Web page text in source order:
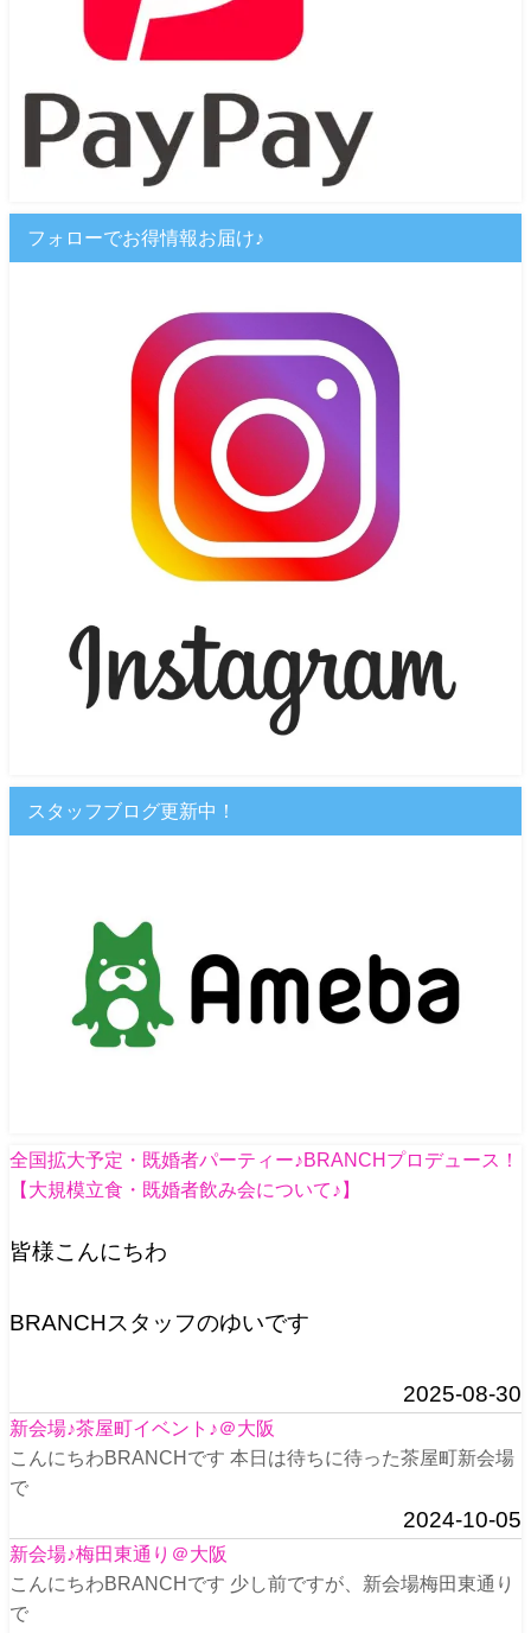
フォローでお得情報お届け♪
スタッフブログ更新中！
全国拡大予定・既婚者パーティー♪BRANCHプロデュース！
【大規模立食・既婚者飲み会について♪】
皆様こんにちわ
BRANCHスタッフのゆいです
2025-08-30
新会場♪茶屋町イベント♪＠大阪
こんにちわBRANCHです 本日は待ちに待った茶屋町新会場
で
2024-10-05
新会場♪梅田東通り＠大阪
こんにちわBRANCHです 少し前ですが、新会場梅田東通り
で